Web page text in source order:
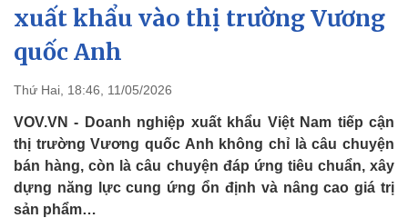
Đảng
Tổ chức nhân sự
Quốc hội
Nhận diện sự thật
Tin 24h
Dự báo thời tiết
xuất khẩu vào thị trường Vương
quốc Anh
Thứ Hai, 18:46, 11/05/2026
VOV.VN - Doanh nghiệp xuất khẩu Việt Nam tiếp cận
thị trường Vương quốc Anh không chỉ là câu chuyện
bán hàng, còn là câu chuyện đáp ứng tiêu chuẩn, xây
dựng năng lực cung ứng ổn định và nâng cao giá trị
sản phẩm…